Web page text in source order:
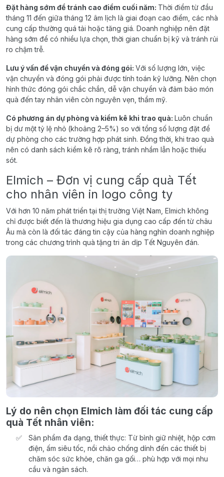
Đặt hàng sớm để tránh cao điểm cuối năm: Thời điểm từ đầu
tháng 11 đến giữa tháng 12 âm lịch là giai đoạn cao điểm, các nhà
cung cấp thường quá tải hoặc tăng giá. Doanh nghiệp nên đặt
hàng sớm để có nhiều lựa chọn, thời gian chuẩn bị kỹ và tránh rủi
ro chậm trễ.
Lưu ý vấn đề vận chuyển và đóng gói: Với số lượng lớn, việc
vận chuyển và đóng gói phải được tính toán kỹ lưỡng. Nên chọn
hình thức đóng gói chắc chắn, dễ vận chuyển và đảm bảo món
quà đến tay nhân viên còn nguyên vẹn, thẩm mỹ.
Có phương án dự phòng và kiểm kê khi trao quà: Luôn chuẩn
bị dư một tỷ lệ nhỏ (khoảng 2–5%) so với tổng số lượng đặt để
dự phòng cho các trường hợp phát sinh. Đồng thời, khi trao quà
nên có danh sách kiểm kê rõ ràng, tránh nhầm lẫn hoặc thiếu
sót.
Elmich – Đơn vị cung cấp quà Tết
cho nhân viên in logo công ty
Với hơn 10 năm phát triển tại thị trường Việt Nam, Elmich không
chỉ được biết đến là thương hiệu gia dụng cao cấp đến từ châu
Âu mà còn là đối tác đáng tin cậy của hàng nghìn doanh nghiệp
trong các chương trình quà tặng tri ân dịp Tết Nguyên đán.
Lý do nên chọn Elmich làm đối tác cung cấp
quà Tết nhân viên:
Sản phẩm đa dạng, thiết thực: Từ bình giữ nhiệt, hộp cơm
điện, ấm siêu tốc, nồi chảo chống dính đến các thiết bị
chăm sóc sức khỏe, chăn ga gối… phù hợp với mọi nhu
cầu và ngân sách.